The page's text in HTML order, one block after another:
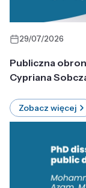
29/07/2026
Publiczna
Cypriana
Zobacz więcej